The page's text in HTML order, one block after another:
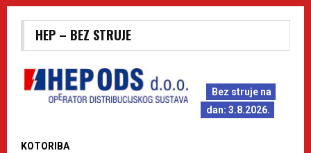
HEP – BEZ STRUJE
Bez struje na
dan: 3.8.2026.
KOTORIBA